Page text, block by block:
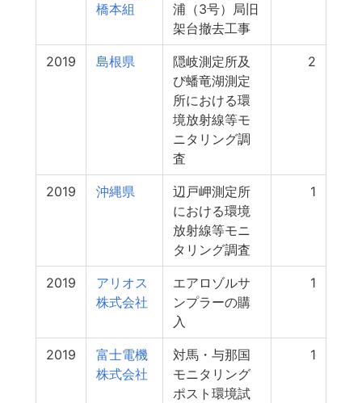
橋本組
浦（3号）局旧
架台撤去工事
2019 島根県
隠岐測定所及
び蟠竜湖測定
所における環
境放射線等モ
ニタリング調
査
2
2019 沖縄県
辺戸岬測定所
における環境
放射線等モニ
タリング調査
1
2019
アリオス
株式会社
エアロゾルサ
ンプラーの購
入
1
2019
富士電機
株式会社
対馬・与那国
モニタリング
ポスト環境試
1